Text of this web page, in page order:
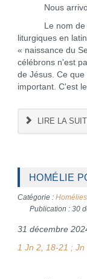
Nous arrivons
Le nom de
liturgiques en
« naissance du
célébrons n'est
de Jésus. Ce
important. C'est
LIRE LA
HOMÉLIE
Catégorie :
Publication : 30
31 décembre
1 Jn 2, 18-21 ; Jn